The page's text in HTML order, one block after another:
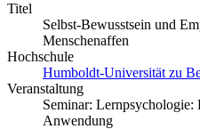
Titel
Selbst-Bewusstsein und
Menschenaffen
Hochschule
Humboldt-Universität zu
Veranstaltung
Seminar:
Anwendung